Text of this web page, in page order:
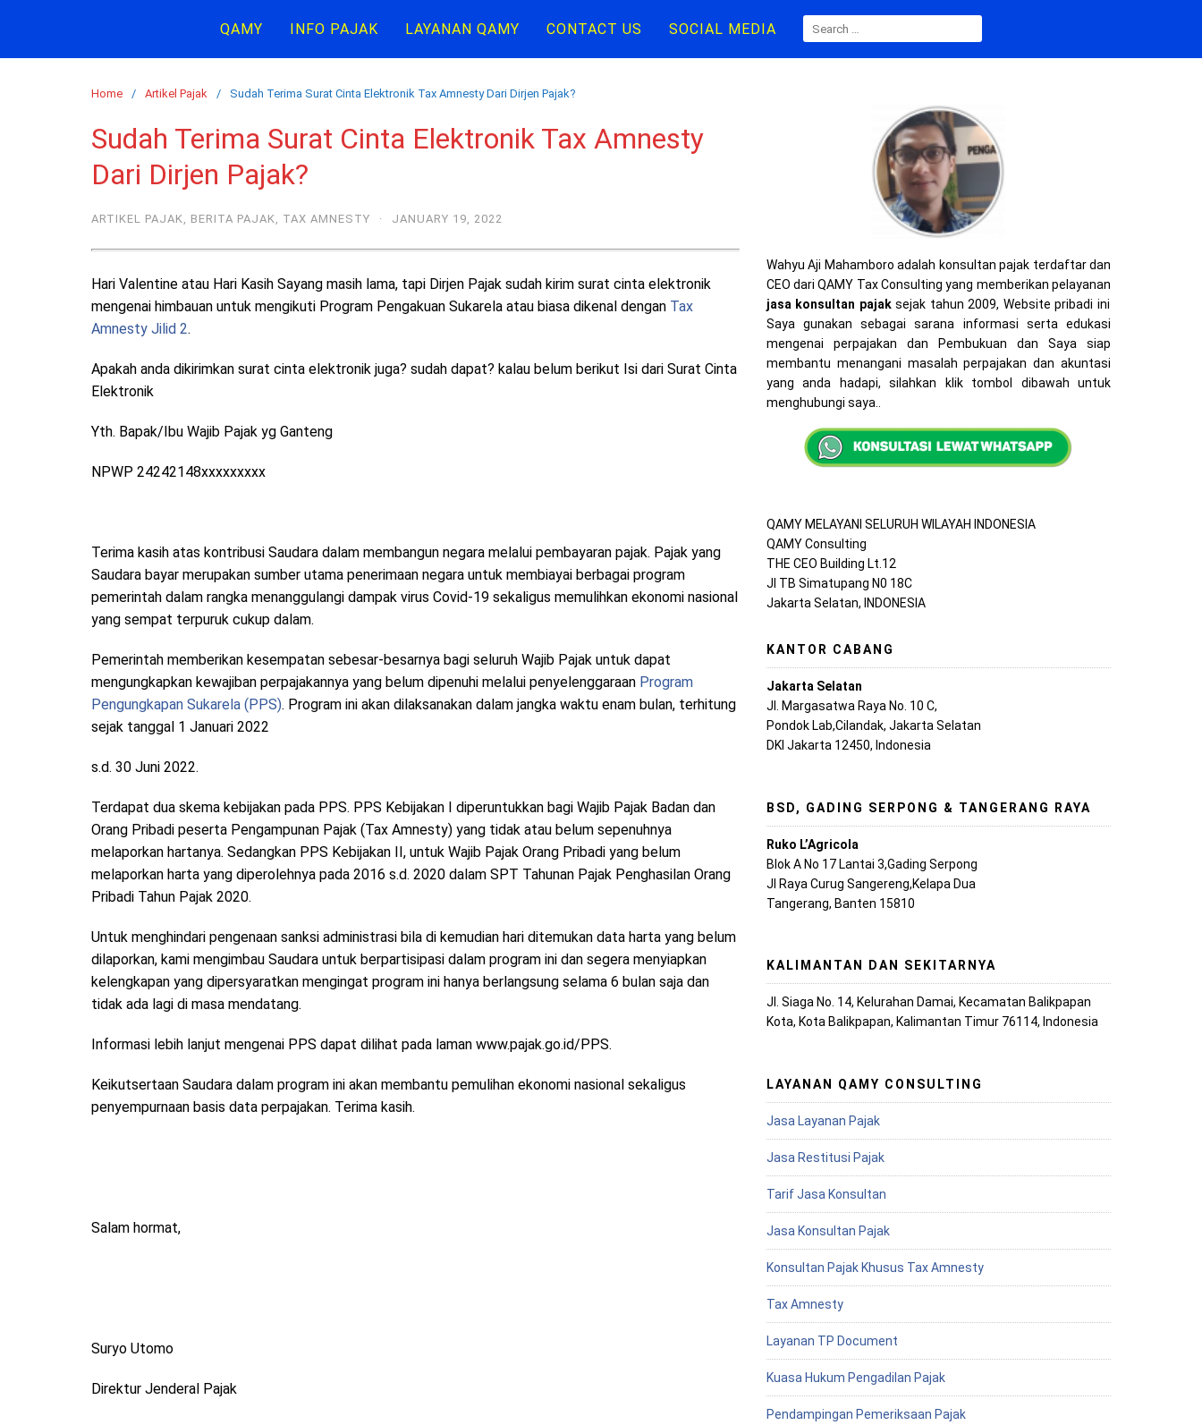
content
QAMY INFO PAJAK LAYANAN QAMY CONTACT US SOCIAL MEDIA
FOR:
Home Artikel Pajak Sudah Terima Surat Cinta Elektronik Tax Amnesty Dari Dirjen Pajak?
Sudah Terima Surat Cinta Elektronik Tax Amnesty
Dari Dirjen Pajak?
ARTIKEL PAJAK, BERITA PAJAK, TAX AMNESTY · JANUARY 19, 2022
Hari Valentine atau Hari Kasih Sayang masih lama, tapi Dirjen Pajak sudah kirim surat cinta elektronik
mengenai himbauan untuk mengikuti Program Pengakuan Sukarela atau biasa dikenal dengan Tax
Amnesty Jilid 2.
Apakah anda dikirimkan surat cinta elektronik juga? sudah dapat? kalau belum berikut Isi dari Surat Cinta
Elektronik
Yth. Bapak/Ibu Wajib Pajak yg Ganteng
NPWP 24242148xxxxxxxxx
Terima kasih atas kontribusi Saudara dalam membangun negara melalui pembayaran pajak. Pajak yang
Saudara bayar merupakan sumber utama penerimaan negara untuk membiayai berbagai program
pemerintah dalam rangka menanggulangi dampak virus Covid-19 sekaligus memulihkan ekonomi nasional
yang sempat terpuruk cukup dalam.
Pemerintah memberikan kesempatan sebesar-besarnya bagi seluruh Wajib Pajak untuk dapat
mengungkapkan kewajiban perpajakannya yang belum dipenuhi melalui penyelenggaraan Program
Pengungkapan Sukarela (PPS). Program ini akan dilaksanakan dalam jangka waktu enam bulan, terhitung
sejak tanggal 1 Januari 2022
s.d. 30 Juni 2022.
Terdapat dua skema kebijakan pada PPS. PPS Kebijakan I diperuntukkan bagi Wajib Pajak Badan dan
Orang Pribadi peserta Pengampunan Pajak (Tax Amnesty) yang tidak atau belum sepenuhnya
melaporkan hartanya. Sedangkan PPS Kebijakan II, untuk Wajib Pajak Orang Pribadi yang belum
melaporkan harta yang diperolehnya pada 2016 s.d. 2020 dalam SPT Tahunan Pajak Penghasilan Orang
Pribadi Tahun Pajak 2020.
Untuk menghindari pengenaan sanksi administrasi bila di kemudian hari ditemukan data harta yang belum
dilaporkan, kami mengimbau Saudara untuk berpartisipasi dalam program ini dan segera menyiapkan
kelengkapan yang dipersyaratkan mengingat program ini hanya berlangsung selama 6 bulan saja dan
tidak ada lagi di masa mendatang.
Informasi lebih lanjut mengenai PPS dapat dilihat pada laman www.pajak.go.id/PPS.
Keikutsertaan Saudara dalam program ini akan membantu pemulihan ekonomi nasional sekaligus
penyempurnaan basis data perpajakan. Terima kasih.
Salam hormat,
Suryo Utomo
Direktur Jenderal Pajak
Wahyu Aji Mahamboro adalah konsultan pajak terdaftar dan
CEO dari QAMY Tax Consulting yang memberikan pelayanan
jasa konsultan pajaksejak tahun 2009, Website pribadi ini
Saya gunakan sebagai sarana informasi serta edukasi
mengenai perpajakan dan Pembukuan dan Saya siap
membantu menangani masalah perpajakan dan akuntasi
yang anda hadapi, silahkan klik tombol dibawah untuk
menghubungi saya..
QAMY MELAYANI SELURUH WILAYAH INDONESIA
QAMY Consulting
THE CEO Building Lt.12
Jl TB Simatupang N0 18C
Jakarta Selatan, INDONESIA
KANTOR CABANG
Jakarta Selatan
Jl. Margasatwa Raya No. 10 C,
Pondok Lab,Cilandak, Jakarta Selatan
DKI Jakarta 12450, Indonesia
BSD, GADING SERPONG & TANGERANG RAYA
Ruko L’Agricola
Blok A No 17 Lantai 3,Gading Serpong
Jl Raya Curug Sangereng,Kelapa Dua
Tangerang, Banten 15810
KALIMANTAN DAN SEKITARNYA
Jl. Siaga No. 14, Kelurahan Damai, Kecamatan Balikpapan
Kota, Kota Balikpapan, Kalimantan Timur 76114, Indonesia
LAYANAN QAMY CONSULTING
Jasa Layanan Pajak
Jasa Restitusi Pajak
Tarif Jasa Konsultan
Jasa Konsultan Pajak
Konsultan Pajak Khusus Tax Amnesty
Tax Amnesty
Layanan TP Document
Kuasa Hukum Pengadilan Pajak
Pendampingan Pemeriksaan Pajak